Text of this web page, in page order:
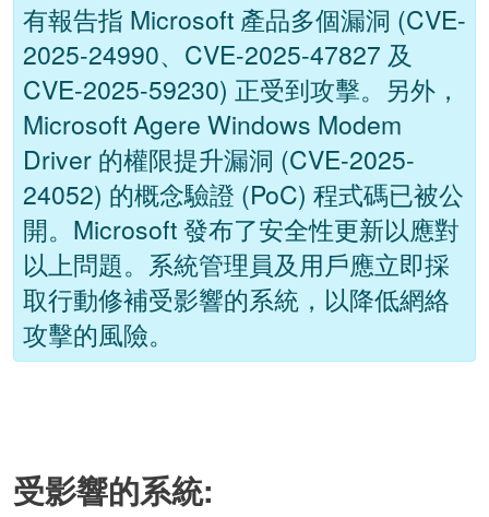
有報告指 Microsoft 產品多個漏洞 (CVE-
2025-24990、CVE-2025-47827 及
CVE-2025-59230) 正受到攻擊。另外，
Microsoft Agere Windows Modem
Driver 的權限提升漏洞 (CVE-2025-
24052) 的概念驗證 (PoC) 程式碼已被公
開。Microsoft 發布了安全性更新以應對
以上問題。系統管理員及用戶應立即採
取行動修補受影響的系統，以降低網絡
攻擊的風險。
受影響的系統: